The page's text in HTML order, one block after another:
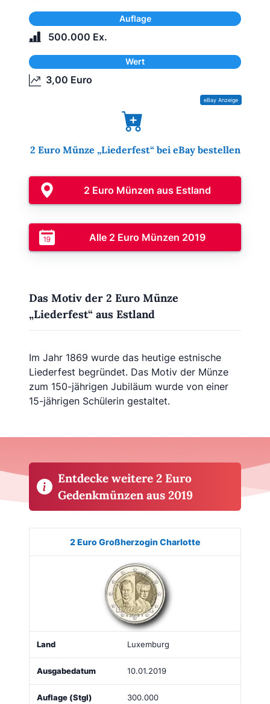
Auflage
500.000 Ex.
Wert
3,00 Euro
2 Euro Münze „Liederfest“ bei eBay bestellen
2 Euro Münzen aus Estland
Alle 2 Euro Münzen 2019
Das Motiv der 2 Euro Münze
„Liederfest“ aus Estland
Im Jahr 1869 wurde das heutige estnische
Liederfest begründet. Das Motiv der Münze
zum 150-jährigen Jubiläum wurde von einer
15-jährigen Schülerin gestaltet.
Entdecke weitere 2 Euro
Gedenkmünzen aus 2019
Bild Land Ausgabe Auflage
2 Euro Großherzogin Charlotte
Luxemburg
10.01.2019
300.000